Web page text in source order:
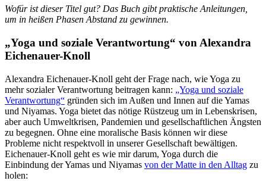
Wofür ist dieser Titel gut? Das Buch gibt praktische Anleitungen,
um in heißen Phasen Abstand zu gewinnen.
„Yoga und soziale Verantwortung“ von Alexandra
Eichenauer-Knoll
Alexandra Eichenauer-Knoll geht der Frage nach, wie Yoga zu
mehr sozialer Verantwortung beitragen kann: „Yoga und soziale
Verantwortung“ gründen sich im Außen und Innen auf die Yamas
und Niyamas. Yoga bietet das nötige Rüstzeug um in Lebenskrisen,
aber auch Umweltkrisen, Pandemien und gesellschaftlichen Ängsten
zu begegnen. Ohne eine moralische Basis können wir diese
Probleme nicht respektvoll in unserer Gesellschaft bewältigen.
Eichenauer-Knoll geht es wie mir darum, Yoga durch die
Einbindung der Yamas und Niyamas von der Matte in den Alltag zu
holen: